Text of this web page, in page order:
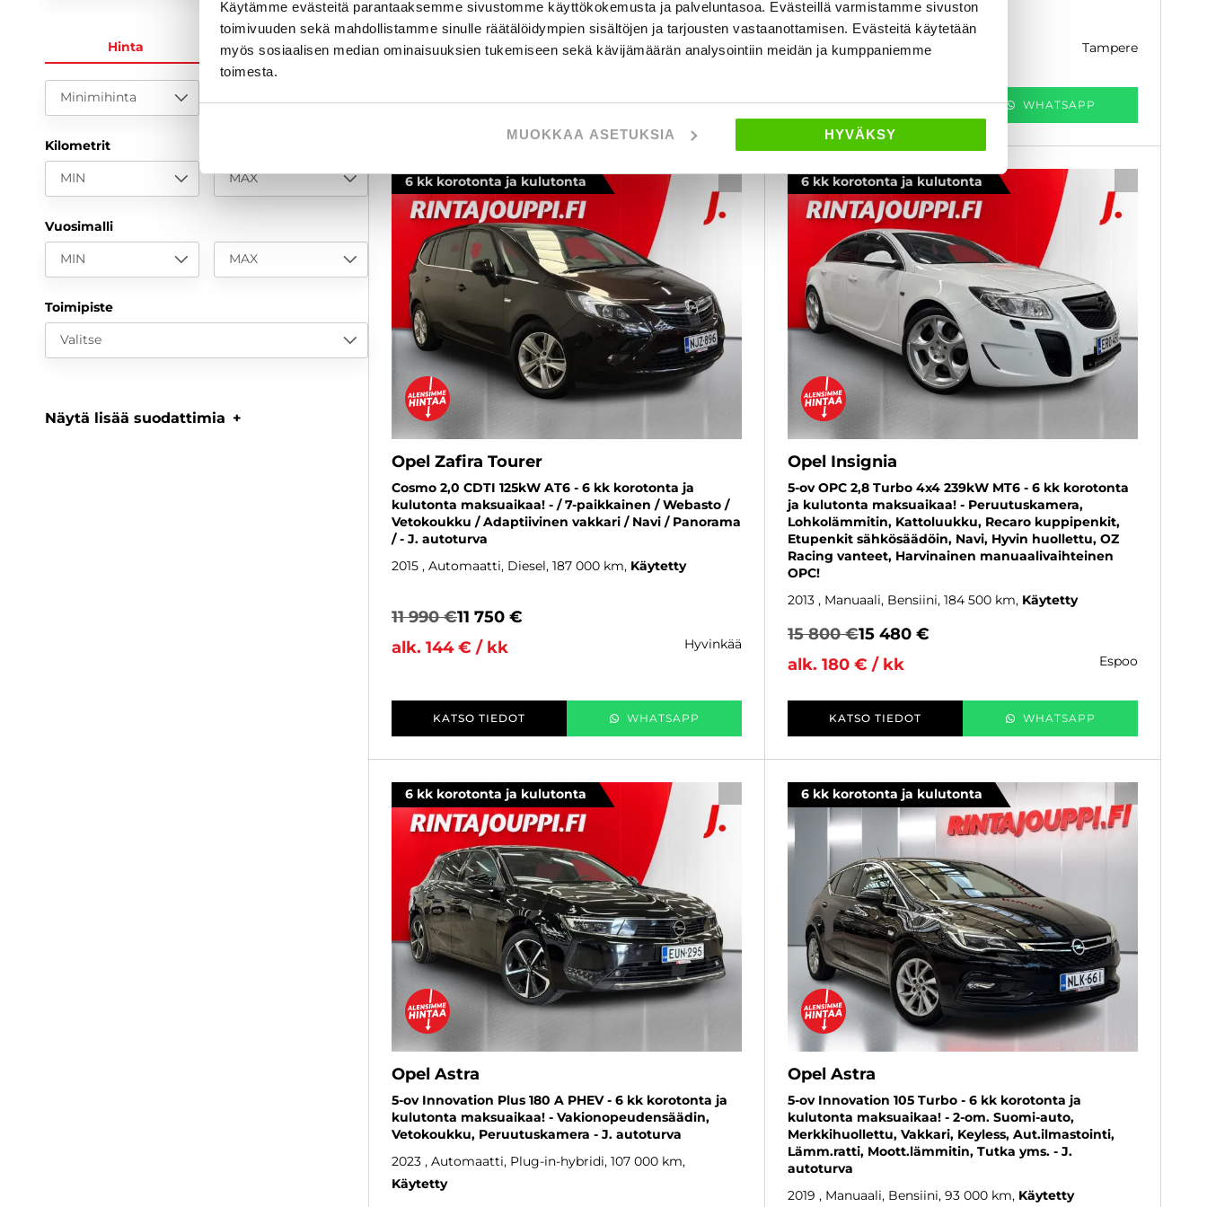
Käytämme evästeitä parantaaksemme sivustomme käyttökokemusta ja palveluntasoa. Evästeillä varmistamme sivuston
toimivuuden sekä mahdollistamme sinulle räätälöidympien sisältöjen ja tarjousten vastaanottamisen. Evästeitä käytetään
myös sosiaalisen median ominaisuuksien tukemiseen sekä kävijämäärän analysointiin meidän ja kumppaniemme
toimesta.
MUOKKAA ASETUKSIA HYVÄKSY
Hinta KK-erä
Minimihinta
Kilometrit
MIN MAX
Vuosimalli
MIN MAX
Toimipiste
Valitse
Näytä lisää suodattimia
5 280 €4 490 €
alk. 88 € / kk
KATSO TIEDOT WHATSAPP
7 300 € 6 990 €
alk. 119 € / kk
tampere
KATSO TIEDOT WHATSAPP
6 kk korotonta ja kulutonta
Opel Zafira Tourer
Cosmo 2,0 CDTI 125kW AT6 - 6 kk korotonta ja
kulutonta maksuaikaa! - / 7-paikkainen / Webasto /
Vetokoukku / Adaptiivinen vakkari / Navi / Panorama
/ - J. autoturva
2015 , Automaatti, Diesel, 187 000 km Käytetty
11 990 €11 750 €
alk. 144 € / kk
hyvinkää
KATSO TIEDOT WHATSAPP
6 kk korotonta ja kulutonta
Opel Insignia
5-ov OPC 2,8 Turbo 4x4 239kW MT6 - 6 kk korotonta
ja kulutonta maksuaikaa! - Peruutuskamera,
Lohkolämmitin, Kattoluukku, Recaro kuppipenkit,
Etupenkit sähkösäädöin, Navi, Hyvin huollettu, OZ
Racing vanteet, Harvinainen manuaalivaihteinen
OPC!
2013 , Manuaali, Bensiini, 184 500 km Käytetty
15 800 €15 480 €
alk. 180 € / kk
espoo
KATSO TIEDOT WHATSAPP
6 kk korotonta ja kulutonta
Opel Astra
5-ov Innovation Plus 180 A PHEV - 6 kk korotonta ja
kulutonta maksuaikaa! - Vakionopeudensäädin,
Vetokoukku, Peruutuskamera - J. autoturva
2023 , Automaatti, Plug-in-hybridi, 107 000 km
Käytetty
6 kk korotonta ja kulutonta
Opel Astra
5-ov Innovation 105 Turbo - 6 kk korotonta ja
kulutonta maksuaikaa! - 2-om. Suomi-auto,
Merkkihuollettu, Vakkari, Keyless, Aut.ilmastointi,
Lämm.ratti, Moott.lämmitin, Tutka yms. - J.
autoturva
2019 , Manuaali, Bensiini, 93 000 km Käytetty